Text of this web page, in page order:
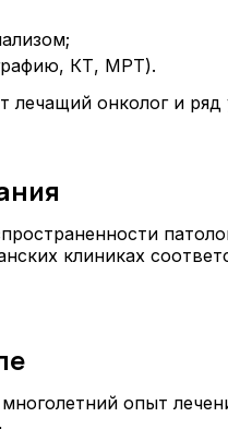
КТ, МРТ).
лечащий онколог и
клиниках
опыт